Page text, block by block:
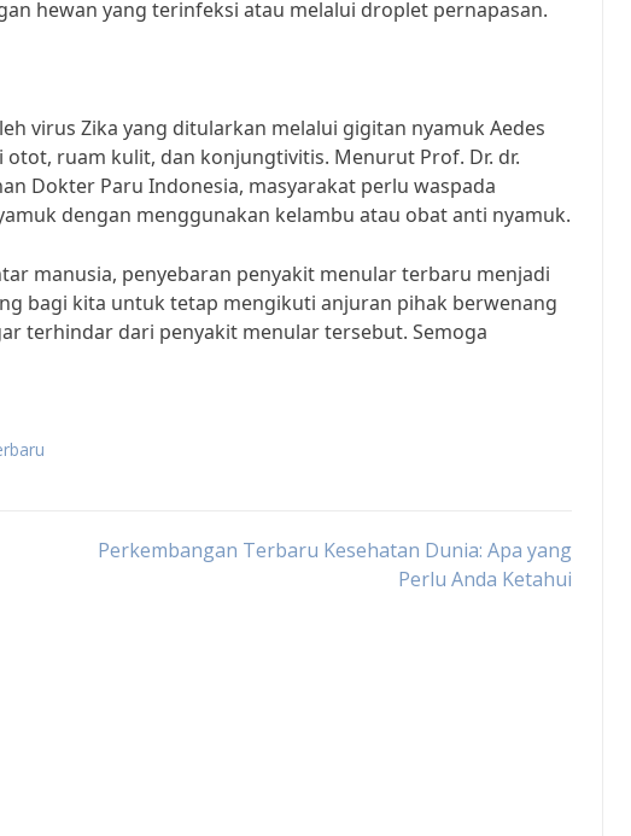
hewan yang terinfeksi atau melalui droplet pernapasan.
virus Zika yang ditularkan melalui gigitan nyamuk Aedes
ruam kulit, dan konjungtivitis. Menurut Prof. Dr. dr.
Dokter Paru Indonesia, masyarakat perlu waspada
dengan menggunakan kelambu atau obat anti nyamuk.
manusia, penyebaran penyakit menular terbaru menjadi
bagi kita untuk tetap mengikuti anjuran pihak berwenang
terhindar dari penyakit menular tersebut. Semoga
Perkembangan Terbaru Kesehatan Dunia: Apa yang
Perlu Anda Ketahui